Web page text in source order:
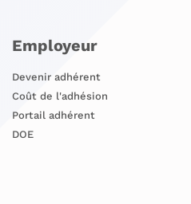
Employeur
Devenir adhérent
Coût de l'adhésion
Portail adhérent
DOE